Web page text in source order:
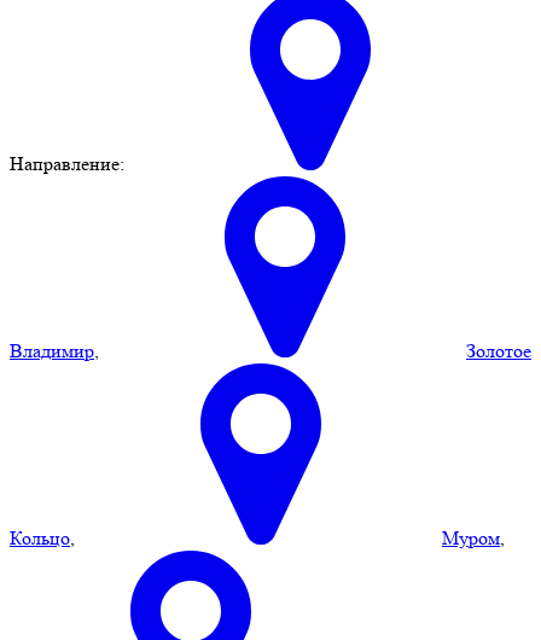
Направление:
Владимир, Золотое
Кольцо, Муром,